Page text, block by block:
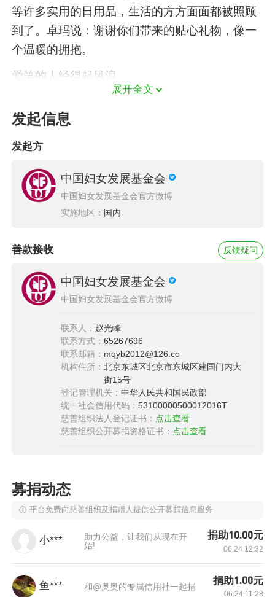
等许多实用的日用品，生活的方方面面都被照顾
到了。卓玛说：谢谢你们带来的贴心礼物，像一
个温暖的拥抱。
爱笑的人经得起风浪
刻，她的笑容，温暖又开朗。 说起蒋妈妈的生
活，可一点不轻松：自从前年老伴病逝，蒋妈妈
蓄，蒋妈妈自己是二级肢体残疾，没有劳动能
力，独自生活的艰辛可见一斑，还好有政府的保
障补贴，生活不至于彻底倾倒。
（此照片信息已获得授权）
志愿者们来看望蒋妈妈，给她送来“母亲邮包”，
生活有困难的妇女姐妹。听到这里，蒋妈妈一下
哽住了：“你们来看我就很开心了，没想到还有那
么多人关心我，谢谢，谢谢！” 爱心的传递是相
互的。在乐观的人心中，阳光会照遍每一个地
展开全文
发起信息
发起方
中国妇女发展基金会
中国妇女发展基金会官方微博
实施地区： 国内
善款接收
中国妇女发展基金会
中国妇女发展基金会官方微博
联系人： 赵光峰
联系方式：65267696
联系邮箱： mqyb2012@126.co
机构住所：北京东城区北京市东城区建国门内大
街15号
登记管理机关：中华人民共和国民政部
统一社会信用代码：53100000500012016T
慈善组织法人登记证书： 点击查看
慈善组织公开募捐资格证书： 点击查看
反馈疑问
募捐动态
平台免费向慈善组织及捐赠人提供公开募捐信息服务
小***
助力公益，让我们从现在开
始!
捐助10.00元
06.24 12:32
鱼*** 和@奥奥的专属信用社一起捐
捐助1.00元
06.24 11:28